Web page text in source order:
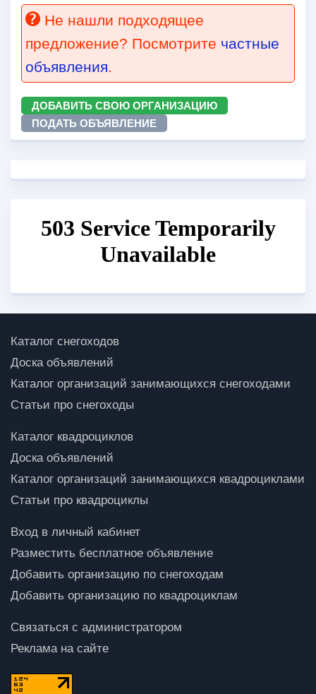
Не нашли подходящее
предложение? Посмотрите частные
объявления.
ДОБАВИТЬ СВОЮ ОРГАНИЗАЦИЮ
ПОДАТЬ ОБЪЯВЛЕНИЕ
Каталог снегоходов
Доска объявлений
Каталог организаций занимающихся снегоходами
Статьи про снегоходы
Каталог квадроциклов
Доска объявлений
Каталог организаций занимающихся квадроциклами
Статьи про квадроциклы
Вход в личный кабинет
Разместить бесплатное объявление
Добавить организацию по снегоходам
Добавить организацию по квадроциклам
Связаться с администратором
Реклама на сайте